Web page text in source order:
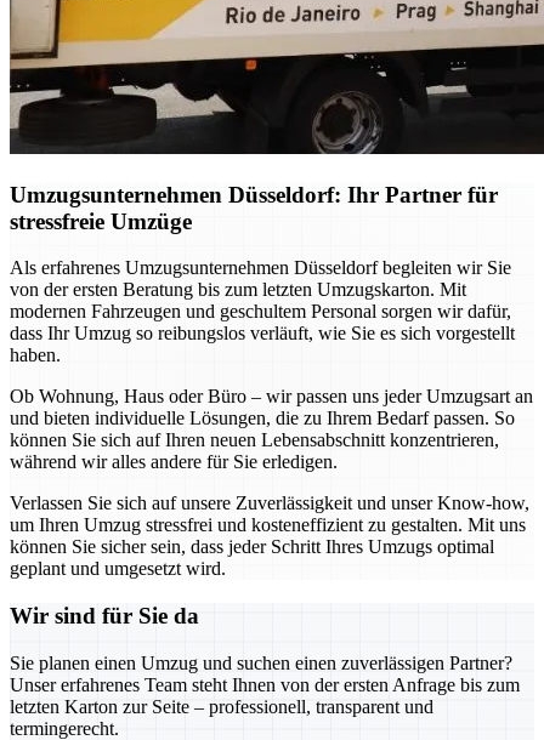
Umzugsunternehmen Düsseldorf: Ihr Partner für
stressfreie Umzüge
Als erfahrenes Umzugsunternehmen Düsseldorf begleiten wir Sie
von der ersten Beratung bis zum letzten Umzugskarton. Mit
modernen Fahrzeugen und geschultem Personal sorgen wir dafür,
dass Ihr Umzug so reibungslos verläuft, wie Sie es sich vorgestellt
haben.
Ob Wohnung, Haus oder Büro – wir passen uns jeder Umzugsart an
und bieten individuelle Lösungen, die zu Ihrem Bedarf passen. So
können Sie sich auf Ihren neuen Lebensabschnitt konzentrieren,
während wir alles andere für Sie erledigen.
Verlassen Sie sich auf unsere Zuverlässigkeit und unser Know-how,
um Ihren Umzug stressfrei und kosteneffizient zu gestalten. Mit uns
können Sie sicher sein, dass jeder Schritt Ihres Umzugs optimal
geplant und umgesetzt wird.
Wir sind für Sie da
Sie planen einen Umzug und suchen einen zuverlässigen Partner?
Unser erfahrenes Team steht Ihnen von der ersten Anfrage bis zum
letzten Karton zur Seite – professionell, transparent und
termingerecht.